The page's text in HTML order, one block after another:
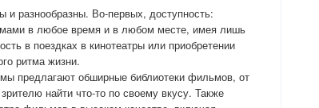
разнообразны. Во-первых, доступность:
в любое время и в любом месте, имея лишь
в поездках в кинотеатры или приобретении
ритма жизни.
предлагают обширные библиотеки фильмов, от
найти что-то по своему вкусу. Также